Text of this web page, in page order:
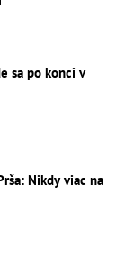
sa po konci v
Nikdy viac na